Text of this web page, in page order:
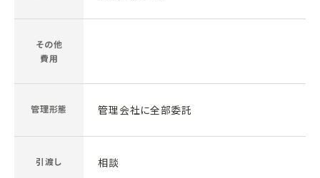
その他
費用
管理形態 管理会社に全部委託
引渡し 相談